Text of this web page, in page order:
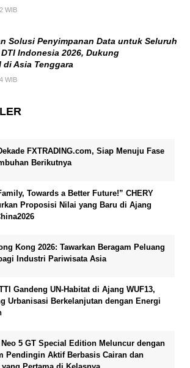
WIB
Solusi Penyimpanan Data untuk Seluruh
Indonesia 2026, Dukung
di Asia Tenggara
WIB
FXTRADING.com, Siap Menuju Fase
Berikutnya
Towards a Better Future!” CHERY
Proposisi Nilai yang Baru di Ajang
Kong 2026: Tawarkan Beragam Peluang
Industri Pariwisata Asia
Gandeng UN-Habitat di Ajang WUF13,
Urbanisasi Berkelanjutan dengan Energi
5 GT Special Edition Meluncur dengan
Pendingin Aktif Berbasis Cairan dan